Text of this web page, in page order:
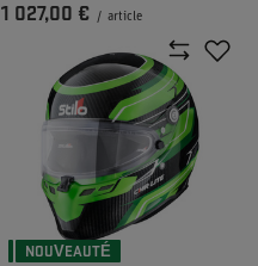
1 027,00 € / article
NOUVEAUTÉ